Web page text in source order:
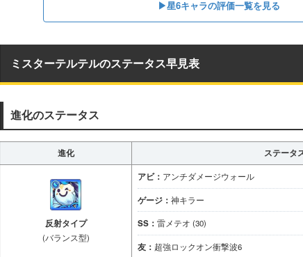
▶星6キャラの評価一覧を見る
ミスターテルテルのステータス早見表
進化のステータス
進化 ステータ
反射タイプ
(バランス型)
アビ： アンチダメージウォール
ゲージ： 神キラー
SS： 雷メテオ (30)
友： 超強ロックオン衝撃波6